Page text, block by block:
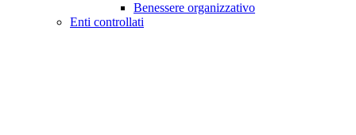
Benessere organizzativo
Enti controllati